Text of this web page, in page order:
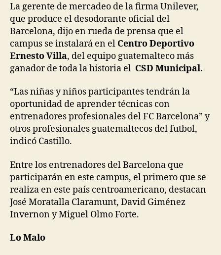
La gerente de mercadeo de la firma Unilever,
que produce el desodorante oficial del
Barcelona, dijo en rueda de prensa que el
campus se instalará en el Centro Deportivo
Ernesto Villa, del equipo guatemalteco más
ganador de toda la historia el CSD Municipal.
“Las niñas y niños participantes tendrán la
oportunidad de aprender técnicas con
entrenadores profesionales del FC Barcelona” y
otros profesionales guatemaltecos del futbol,
indicó Castillo.
Entre los entrenadores del Barcelona que
participarán en este campus, el primero que se
realiza en este país centroamericano, destacan
José Moratalla Claramunt, David Giménez
Invernon y Miguel Olmo Forte.
Lo Malo